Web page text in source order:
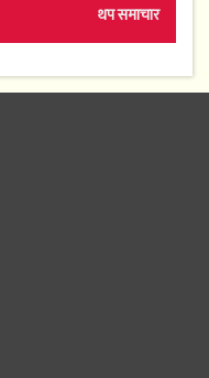
थप समाचार